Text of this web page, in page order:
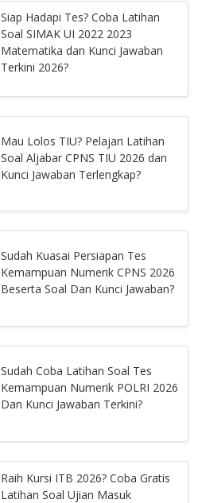
Siap Hadapi Tes? Coba Latihan
Soal SIMAK UI 2022 2023
Matematika dan Kunci Jawaban
Terkini 2026?
Mau Lolos TIU? Pelajari Latihan
Soal Aljabar CPNS TIU 2026 dan
Kunci Jawaban Terlengkap?
Sudah Kuasai Persiapan Tes
Kemampuan Numerik CPNS 2026
Beserta Soal Dan Kunci Jawaban?
Sudah Coba Latihan Soal Tes
Kemampuan Numerik POLRI 2026
Dan Kunci Jawaban Terkini?
Raih Kursi ITB 2026? Coba Gratis
Latihan Soal Ujian Masuk